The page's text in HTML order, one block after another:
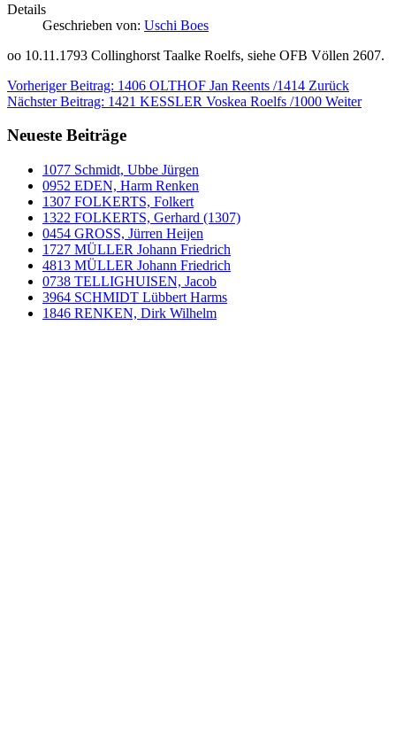
Details
Geschrieben von: Uschi Boes
oo 10.11.1793 Collinghorst Taalke Roelfs, siehe OFB Völlen 2607.
Vorheriger Beitrag: 1406 OLTHOF Jan Reents /1414 Zurück
Nächster Beitrag: 1421 KESSLER Voskea Roelfs /1000 Weiter
Neueste Beiträge
1077 Schmidt, Ubbe Jürgen
0952 EDEN, Harm Renken
1307 FOLKERTS, Folkert
1322 FOLKERTS, Gerhard (1307)
0454 GROSS, Jürren Heijen
1727 MÜLLER Johann Friedrich
4813 MÜLLER Johann Friedrich
0738 TELLIGHUISEN, Jacob
3964 SCHMIDT Lübbert Harms
1846 RENKEN, Dirk Wilhelm